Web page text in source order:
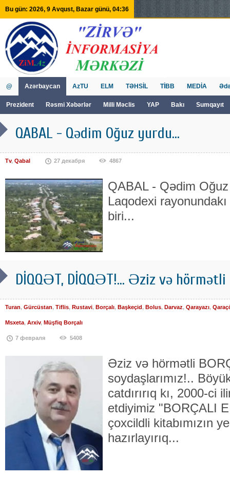
Bu gün: 2026, 9 Avqust, Bazar günü, 04:36
@ Azərbaycan
Prezident Rəsmi Xəbərlər Milli Məclis YAP Bakı Sumqayıt
AzTU ELM TƏHSİL TİBB MEDİA
QABAL - Qədim Oğuz yurdu...
Tv, Qabal 27 декабря 4867
QABAL - Qədim
Laqodexi
biri...
DİQQƏT, DİQQƏT!... Əziz və hörmətli
Turan, Gürcüstan, Tiflis, Rustavi, Borçalı, Başkeçid, Bolus, Darvaz, Qarayazı,
Msxeta, Arxiv, Müşfiq Borçalı
7 февраля 5408
Əziz və hörmətli
soydaşlarımız!..
catdırırıq kı, 2000-ci
etdiyimiz "BORÇALI
çoxcildli kitabımızın
hazırlayırıq...